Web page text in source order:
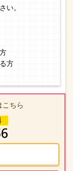
い。
方
こちら